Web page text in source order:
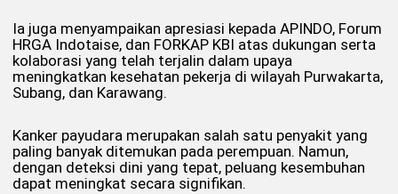
Ia juga menyampaikan apresiasi kepada APINDO, Forum
HRGA Indotaise, dan FORKAP KBI atas dukungan serta
kolaborasi yang telah terjalin dalam upaya
meningkatkan kesehatan pekerja di wilayah Purwakarta,
Subang, dan Karawang.
Kanker payudara merupakan salah satu penyakit yang
paling banyak ditemukan pada perempuan. Namun,
dengan deteksi dini yang tepat, peluang kesembuhan
dapat meningkat secara signifikan.